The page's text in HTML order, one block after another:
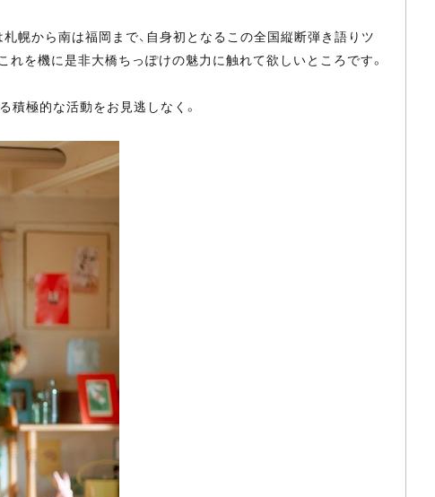
幌から南は福岡まで、自身初となるこの全国縦断弾き語りツ
れを機に是非大橋ちっぽけの魅力に触れて欲しいところです。
極的な活動をお見逃しなく。